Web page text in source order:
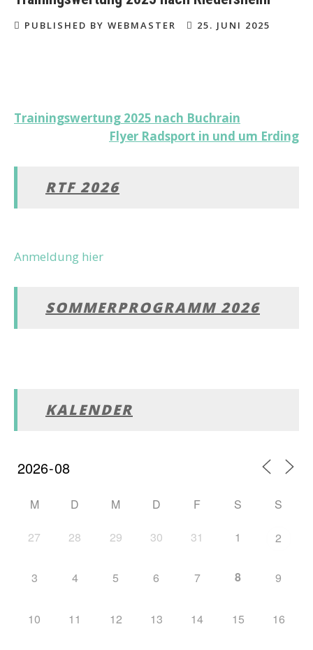
PUBLISHED BY WEBMASTER 25. JUNI 2025
Beitragsnavigation
Trainingswertung 2025 nach Buchrain
Flyer Radsport in und um Erding
RTF 2026
Anmeldung hier
SOMMERPROGRAMM 2026
KALENDER
M D M D F S S
27 28 29 30 31 1 2
3 4 5 6 7 8 9
10 11 12 13 14 15 16